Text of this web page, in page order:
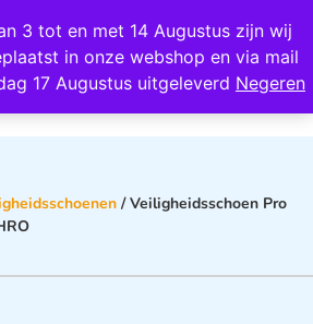
3 tot en met 14 Augustus zijn wij
in onze webshop en via mail
17 Augustus uitgeleverd Negeren
een 4,8 op Google
/ Veiligheidsschoen Pro